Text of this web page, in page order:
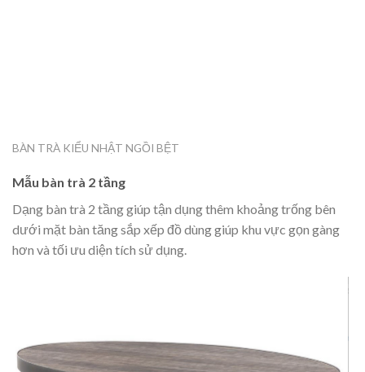
BÀN TRÀ KIỂU NHẬT NGỒI BỆT
Mẫu bàn trà 2 tầng
Dạng bàn trà 2 tầng giúp tận dụng thêm khoảng trống bên
dưới mặt bàn tăng sắp xếp đồ dùng giúp khu vực gọn gàng
hơn và tối ưu diện tích sử dụng.